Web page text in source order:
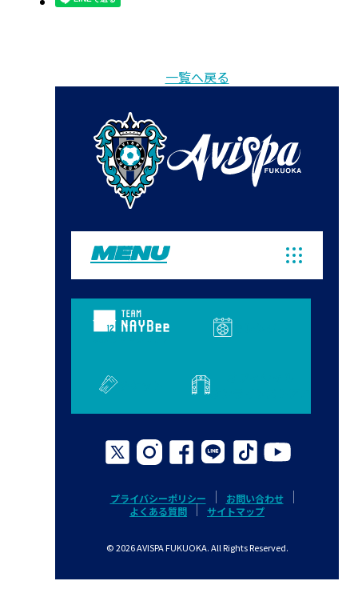
一覧へ戻る
MENU
プライバシーポリシー
お問い合わせ
よくある質問
サイトマップ
© 2026 AVISPA FUKUOKA. All Rights Reserved.